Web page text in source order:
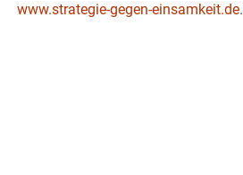
www.strategie-gegen-einsamkeit.de.